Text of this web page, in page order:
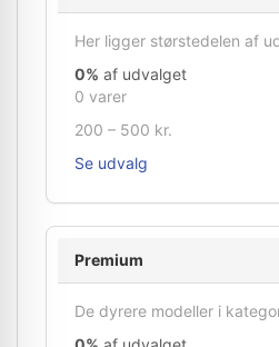
Her ligger størstedelen af
0% af udvalget
0 varer
200 – 500 kr.
Se udvalg
Premium
De dyrere modeller i